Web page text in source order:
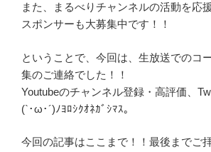
また、まるべりチャンネルの活動を応
スポンサーも大募集中です！！
ということで、今回は、生放送でのコ
集のご連絡でした！！
Youtubeのチャンネル登録・高評価、
(`･ω･´)ﾉﾖﾛｼｸｵﾈｶﾞｼﾏｽ。
今回の記事はここまで！！最後までご